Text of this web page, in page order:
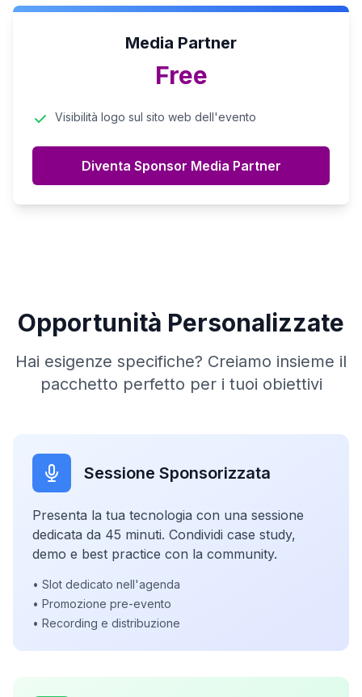
Media Partner
Free
Visibilità logo sul sito web dell'evento
Diventa Sponsor Media Partner
Opportunità Personalizzate
Hai esigenze specifiche? Creiamo insieme il
pacchetto perfetto per i tuoi obiettivi
Sessione Sponsorizzata
Presenta la tua tecnologia con una sessione
dedicata da 45 minuti. Condividi case study,
demo e best practice con la community.
• Slot dedicato nell'agenda
• Promozione pre-evento
• Recording e distribuzione